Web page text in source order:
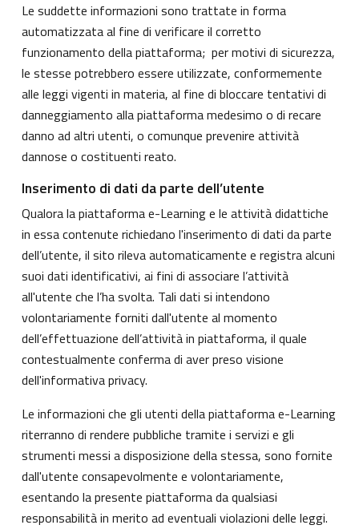
Le suddette informazioni sono trattate in forma
automatizzata al fine di verificare il corretto
funzionamento della piattaforma; per motivi di sicurezza,
le stesse potrebbero essere utilizzate, conformemente
alle leggi vigenti in materia, al fine di bloccare tentativi di
danneggiamento alla piattaforma medesimo o di recare
danno ad altri utenti, o comunque prevenire attività
dannose o costituenti reato.
Inserimento di dati da parte dell’utente
Qualora la piattaforma e-Learning e le attività didattiche
in essa contenute richiedano l'inserimento di dati da parte
dell’utente, il sito rileva automaticamente e registra alcuni
suoi dati identificativi, ai fini di associare l’attività
all'utente che l’ha svolta. Tali dati si intendono
volontariamente forniti dall'utente al momento
dell’effettuazione dell’attività in piattaforma, il quale
contestualmente conferma di aver preso visione
dell'informativa privacy.
Le informazioni che gli utenti della piattaforma e-Learning
riterranno di rendere pubbliche tramite i servizi e gli
strumenti messi a disposizione della stessa, sono fornite
dall'utente consapevolmente e volontariamente,
esentando la presente piattaforma da qualsiasi
responsabilità in merito ad eventuali violazioni delle leggi.